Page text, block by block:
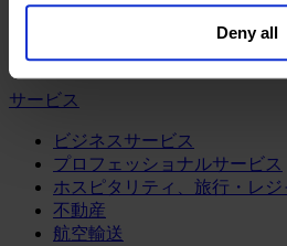
general collection and use of
Deny all
投資銀行及びマーケット
金融テクノロジー（フィンテ
サービス
ビジネスサービス
プロフェッショナルサービス
ホスピタリティ、旅行・レジ
不動産
航空輸送